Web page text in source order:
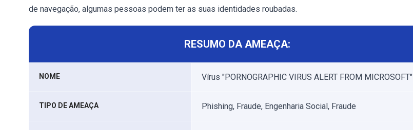
de navegação, algumas pessoas podem ter as suas identidades roubadas.
RESUMO DA AMEAÇA:
NOME Vírus "PORNOGRAPHIC VIRUS ALERT FROM MICROSOFT"
TIPO DE AMEAÇA Phishing, Fraude, Engenharia Social, Fraude